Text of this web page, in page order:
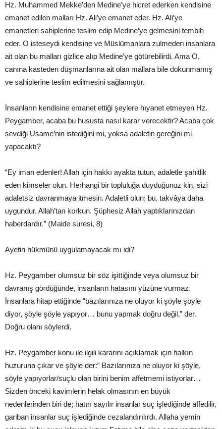
Hz. Muhammed Mekke’den Medine’ye hicret ederken kendisine
emanet edilen malları Hz. Ali’ye emanet eder. Hz. Ali’ye
emanetleri sahiplerine teslim edip Medine’ye gelmesini tembih
eder. O isteseydi kendisine ve Müslümanlara zulmeden insanlara
ait olan bu malları gizlice alıp Medine’ye götürebilirdi. Ama O,
canına kasteden düşmanlarına ait olan mallara bile dokunmamış
ve sahiplerine teslim edilmesini sağlamıştır.
İnsanların kendisine emanet ettiği şeylere hıyanet etmeyen Hz.
Peygamber, acaba bu hususta nasıl karar verecektir? Acaba çok
sevdiği Usame’nin istediğini mi, yoksa adaletin gereğini mi
yapacaktı?
“Ey iman edenler! Allah için hakkı ayakta tutun, adaletle şahitlik
eden kimseler olun. Herhangi bir topluluğa duyduğunuz kin, sizi
adaletsiz davranmaya itmesin. Adaletli olun; bu, takvâya daha
uygundur. Allah’tan korkun. Şüphesiz Allah yaptıklarınızdan
haberdardır.” (Maide suresi, 8)
Ayetin hükmünü uygulamayacak mı idi?
Hz. Peygamber olumsuz bir söz işittiğinde veya olumsuz bir
davranış gördüğünde, insanların hatasını yüzüne vurmaz.
İnsanlara hitap ettiğinde “bazılarınıza ne oluyor ki şöyle şöyle
diyor, şöyle şöyle yapıyor… bunu yapmak doğru değil,” der.
Doğru olanı söylerdi.
Hz. Peygamber konu ile ilgili kararını açıklamak için halkın
huzuruna çıkar ve şöyle der:” Bazılarınıza ne oluyor ki şöyle,
söyle yapıyorlar/suçlu olan birini benim affetmemi istiyorlar…
Sizden önceki kavimlerin helak olmasının en büyük
nedenlerinden biri de; hatırı sayılır insanlar suç işlediğinde affedilir,
gariban insanlar suç işlediğinde cezalandırılırdı. Allaha yemin